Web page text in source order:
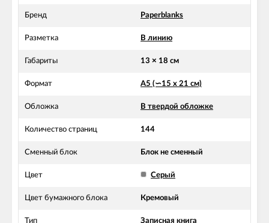
Бренд Paperblanks
Разметка В линию
Габариты 13 × 18 см
Формат А5 (∽15 х 21 см)
Обложка В твердой обложке
Количество страниц 144
Сменный блок Блок не сменный
Цвет Серый
Цвет бумажного блока Кремовый
Тип Записная книга